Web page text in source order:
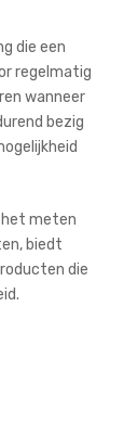
die een
regelmatig
wanneer
bezig
het meten
biedt
die